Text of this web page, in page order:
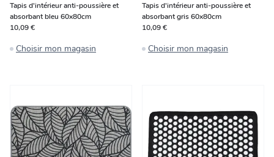
Tapis d'intérieur anti-poussière et
absorbant bleu 60x80cm
10,09 €
Choisir mon magasin
Tapis d'intérieur anti-poussière et
absorbant gris 60x80cm
10,09 €
Choisir mon magasin